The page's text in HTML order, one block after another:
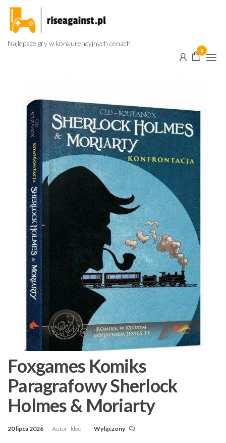
Przejdź
treści
Najlepsze gry w konkurencyjnych cenach
0
Foxgames Komiks
Paragrafowy Sherlock
Holmes & Moriarty
20 lipca 2026 Autor kleo Wyłączony